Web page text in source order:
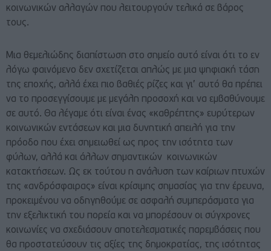
κοινωνικών αλλαγών που λειτουργούν τελικά σε βάρος
τους.
Μια θεμελιώδης διαπίστωση στο σημείο αυτό είναι ότι το εν
λόγω φαινόμενο δεν σχετίζεται απλώς με μια ψηφιακή τάση
της εποχής, αλλά έχει πιο βαθιές ρίζες και γι’ αυτό θα πρέπει
να το προσεγγίσουμε με μεγάλη προσοχή και να εμβαθύνουμε
σε αυτό. Θα λέγαμε ότι είναι ένας «καθρέπτης» ευρύτερων
κοινωνικών εντάσεων και μια δυνητική απειλή για την
πρόοδο που έχει σημειωθεί ως προς την ισότητα των
φύλων, αλλά και άλλων σημαντικών κοινωνικών
κατακτήσεων. Ως εκ τούτου η ανάλυση των καίριων πτυχών
της «ανδρόσφαιρας» είναι κρίσιμης σημασίας για την έρευνα,
προκειμένου να οδηγηθούμε σε ασφαλή συμπεράσματα για
την εξελικτική του πορεία και να μπορέσουν οι σύγχρονες
κοινωνίες να σχεδιάσουν αποτελεσματικές παρεμβάσεις που
θα προστατεύσουν τις αξίες της δημοκρατίας, της ισότητας